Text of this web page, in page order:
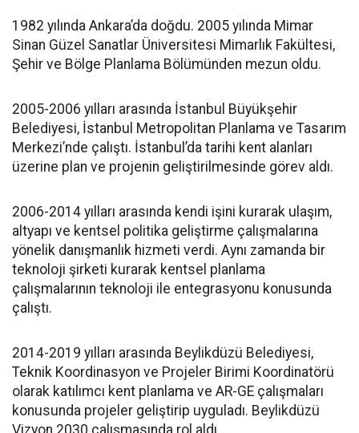
1982 yılında Ankara’da doğdu. 2005 yılında Mimar
Sinan Güzel Sanatlar Üniversitesi Mimarlık Fakültesi,
Şehir ve Bölge Planlama Bölümünden mezun oldu.
2005-2006 yılları arasında İstanbul Büyükşehir
Belediyesi, İstanbul Metropolitan Planlama ve Tasarım
Merkezi’nde çalıştı. İstanbul’da tarihi kent alanları
üzerine plan ve projenin geliştirilmesinde görev aldı.
2006-2014 yılları arasında kendi işini kurarak ulaşım,
altyapı ve kentsel politika geliştirme çalışmalarına
yönelik danışmanlık hizmeti verdi. Aynı zamanda bir
teknoloji şirketi kurarak kentsel planlama
çalışmalarının teknoloji ile entegrasyonu konusunda
çalıştı.
2014-2019 yılları arasında Beylikdüzü Belediyesi,
Teknik Koordinasyon ve Projeler Birimi Koordinatörü
olarak katılımcı kent planlama ve AR-GE çalışmaları
konusunda projeler geliştirip uyguladı. Beylikdüzü